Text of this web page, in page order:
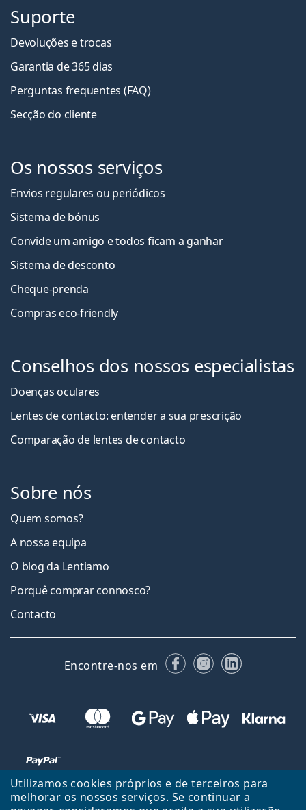
Utilizamos cookies próprios e de terceiros para
melhorar os nossos serviços. Se continuar a
Suporte
Devoluções e trocas
Garantia de 365 dias
Perguntas frequentes (FAQ)
Secção do cliente
Os nossos serviços
Envios regulares ou periódicos
Sistema de bónus
Convide um amigo e todos ficam a ganhar
Sistema de desconto
Cheque-prenda
Compras eco-friendly
Conselhos dos nossos especialistas
Doenças oculares
Lentes de contacto: entender a sua prescrição
Comparação de lentes de contacto
Sobre nós
Quem somos?
A nossa equipa
O blog da Lentiamo
Porquê comprar connosco?
Contacto
Encontre-nos em FacebookInstagram
LinkedIn